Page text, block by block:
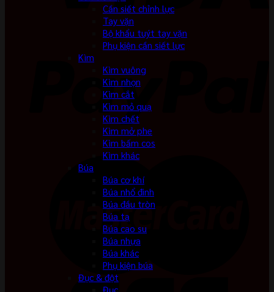
Cần siết chỉnh lực
Tay vặn
Bộ khẩu tuýt tay vặn
Phụ kiện cần siết lực
Kìm
Kìm vuông
Kìm nhọn
Kìm cắt
Kìm mỏ quạ
Kìm chết
Kìm mở phe
Kìm bấm cos
Kìm khác
Búa
Búa cơ khí
Búa nhổ đinh
Búa đầu tròn
Búa tạ
Búa cao su
Búa nhựa
Búa khác
Phụ kiện búa
Đục & đột